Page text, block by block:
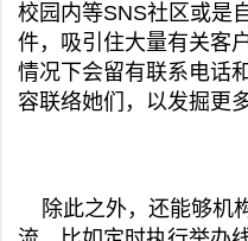
校园内等SNS社区或是
件，吸引住大量有关客
情况下会留有联系电话
容联络她们，以发掘更
除此之外，还能够机